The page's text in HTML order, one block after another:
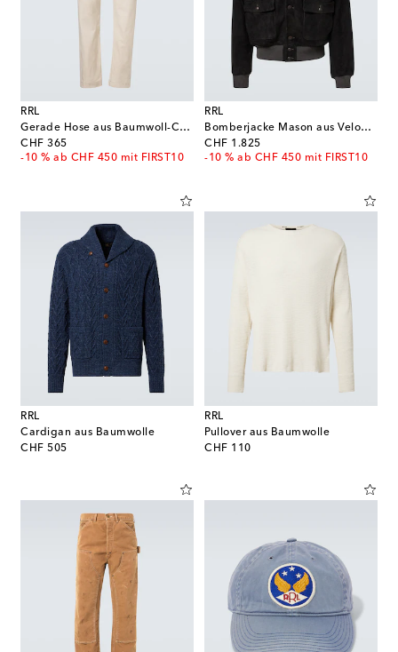
RRL
Gerade Hose aus Baumwoll-Canvas
CHF 365
original price
-10 % ab CHF 450 mit FIRST10
RRL
Bomberjacke Mason aus Veloursleder
CHF 1.825
original price
-10 % ab CHF 450 mit FIRST10
RRL
Cardigan aus Baumwolle
CHF 505
original price
RRL
Pullover aus Baumwolle
CHF 110
original price